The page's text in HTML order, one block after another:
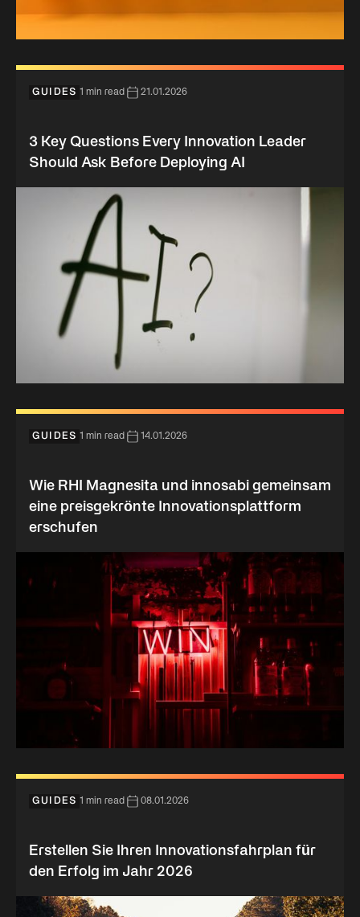
GUIDES 1 min read 21.01.2026
3 Key Questions Every Innovation Leader
Should Ask Before Deploying AI
GUIDES 1 min read 14.01.2026
Wie RHI Magnesita und innosabi gemeinsam
eine preisgekrönte Innovationsplattform
erschufen
GUIDES 1 min read 08.01.2026
Erstellen Sie Ihren Innovationsfahrplan für
den Erfolg im Jahr 2026